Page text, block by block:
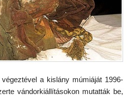
a kislány múmiáját 1996-
vándorkiállításokon mutatták be,